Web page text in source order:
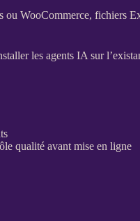
ouWooCommerce, fichiers
lesagents IA sur
qualité avant mise en ligne